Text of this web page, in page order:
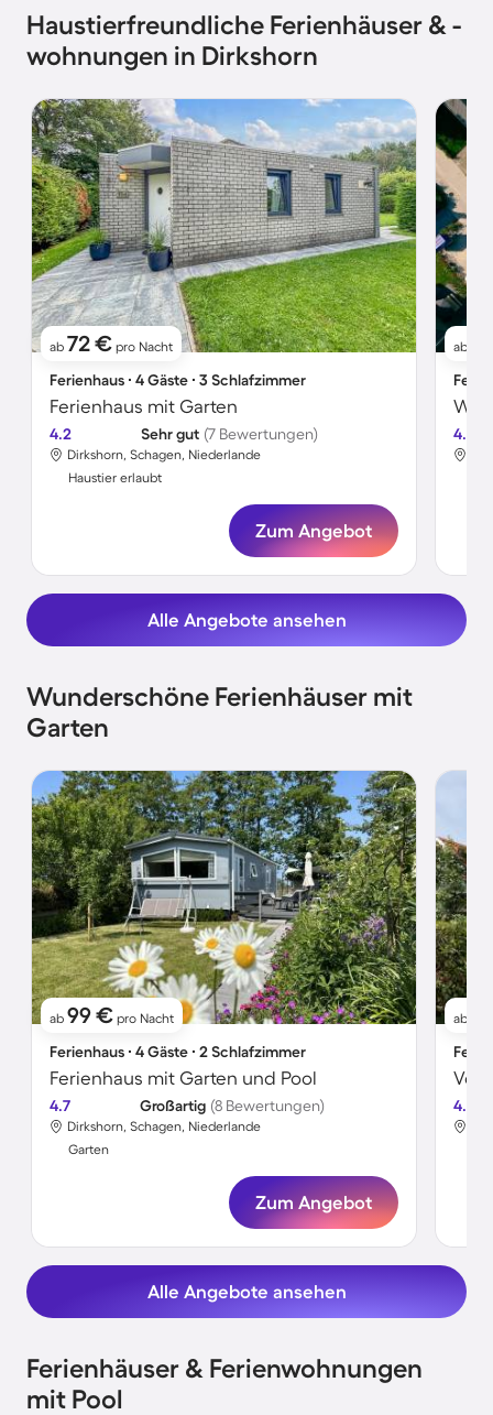
Haustierfreundliche Ferienhäuser & -
wohnungen in Dirkshorn
ab 72 € pro Nacht
Ferienhaus ∙ 4 Gäste ∙ 3 Schlafzimmer
Ferienhaus mit Garten
4.2 Sehr gut (7 Bewertungen)
Dirkshorn, Schagen, Niederlande
Haustier erlaubt
Zum Angebot
ab
4.6
Alle Angebote ansehen
Wunderschöne Ferienhäuser mit
Garten
ab 99 € pro Nacht
Ferienhaus ∙ 4 Gäste ∙ 2 Schlafzimmer
Ferienhaus mit Garten und Pool
4.7 Großartig (8 Bewertungen)
Dirkshorn, Schagen, Niederlande
Garten
Zum Angebot
ab
4.6
Alle Angebote ansehen
Ferienhäuser & Ferienwohnungen
mit Pool